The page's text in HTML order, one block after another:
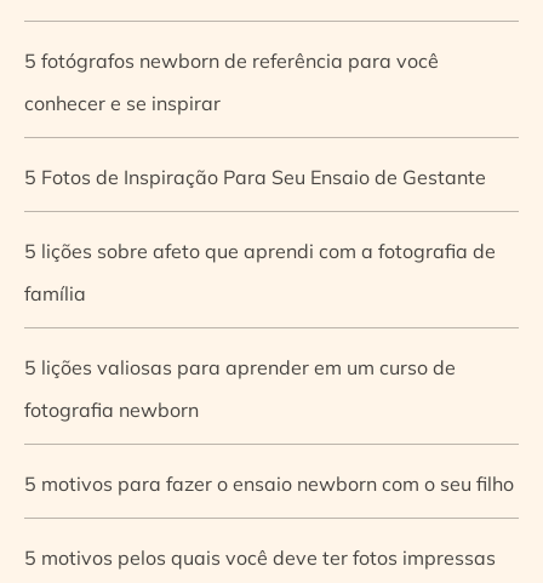
5 fotógrafos newborn de referência para você
conhecer e se inspirar
5 Fotos de Inspiração Para Seu Ensaio de Gestante
5 lições sobre afeto que aprendi com a fotografia de
família
5 lições valiosas para aprender em um curso de
fotografia newborn
5 motivos para fazer o ensaio newborn com o seu filho
5 motivos pelos quais você deve ter fotos impressas